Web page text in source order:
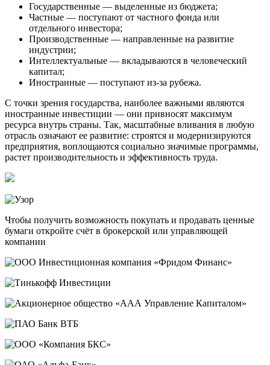
Государственные — выделенные из бюджета;
Частные — поступают от частного фонда или
отдельного инвестора;
Производственные — направленные на развитие
индустрии;
Интеллектуальные — вкладываются в человеческий
капитал;
Иностранные — поступают из-за рубежа.
С точки зрения государства, наиболее важными являются
иностранные инвестиции — они привносят максимум
ресурса внутрь страны. Так, масштабные вливания в любую
отрасль означают ее развитие: строятся и модернизируются
предприятия, воплощаются социально значимые программы,
растет производительность и эффективность труда.
Чтобы получить возможность покупать и продавать ценные
бумаги откройте счёт в брокерской или управляющей
компании